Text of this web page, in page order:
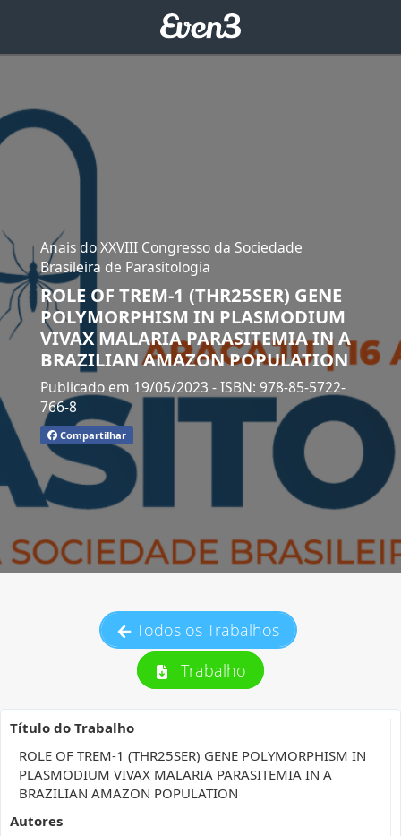
Anais do XXVIII Congresso da Sociedade
Brasileira de Parasitologia
ROLE OF TREM-1 (THR25SER) GENE
POLYMORPHISM IN PLASMODIUM
VIVAX MALARIA PARASITEMIA IN A
BRAZILIAN AMAZON POPULATION
Publicado em 19/05/2023 - ISBN: 978-85-5722-
766-8
Compartilhar
Todos os Trabalhos
Trabalho
Título do Trabalho
ROLE OF TREM-1 (THR25SER) GENE POLYMORPHISM IN
PLASMODIUM VIVAX MALARIA PARASITEMIA IN A
BRAZILIAN AMAZON POPULATION
Autores